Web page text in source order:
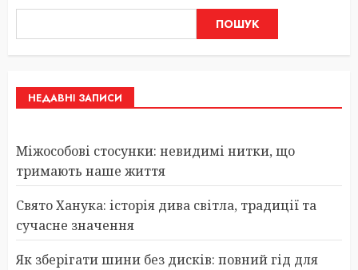
ПОШУК
НЕДАВНІ ЗАПИСИ
Міжособові стосунки: невидимі нитки, що
тримають наше життя
Свято Ханука: історія дива світла, традиції та
сучасне значення
Як зберігати шини без дисків: повний гід для